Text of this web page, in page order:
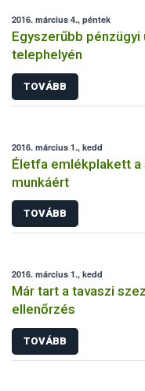
2016. március 4., péntek
Egyszerűbb pénzügyi
telephelyén
TOVÁBB
2016. március 1., kedd
Életfa emlékplakett
munkáért
TOVÁBB
2016. március 1., kedd
Már tart a tavaszi
ellenőrzés
TOVÁBB